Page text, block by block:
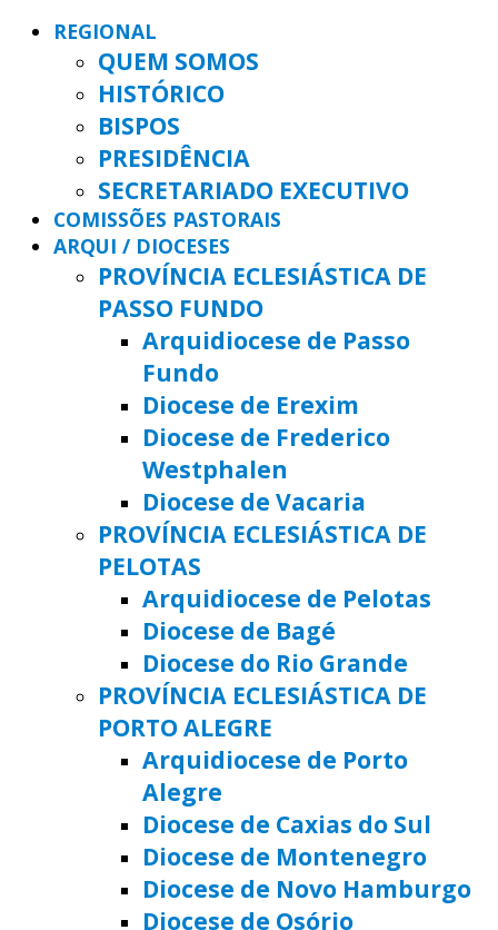
REGIONAL
QUEM SOMOS
HISTÓRICO
BISPOS
PRESIDÊNCIA
SECRETARIADO EXECUTIVO
COMISSÕES PASTORAIS
ARQUI / DIOCESES
PROVÍNCIA ECLESIÁSTICA DE
PASSO FUNDO
Arquidiocese de Passo
Fundo
Diocese de Erexim
Diocese de Frederico
Westphalen
Diocese de Vacaria
PROVÍNCIA ECLESIÁSTICA DE
PELOTAS
Arquidiocese de Pelotas
Diocese de Bagé
Diocese do Rio Grande
PROVÍNCIA ECLESIÁSTICA DE
PORTO ALEGRE
Arquidiocese de Porto
Alegre
Diocese de Caxias do Sul
Diocese de Montenegro
Diocese de Novo Hamburgo
Diocese de Osório